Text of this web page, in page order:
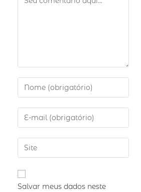
Salvar meus dados neste